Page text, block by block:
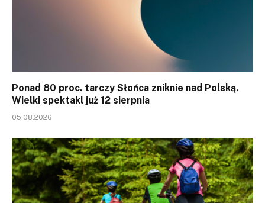
Ponad 80 proc. tarczy Słońca zniknie nad Polską.
Wielki spektakl już 12 sierpnia
05.08.2026